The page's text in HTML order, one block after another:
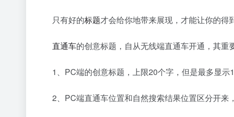
只有好的标题才会给你地带来展现，才能让你的得
直通车的创意标题，自从无线端直通车开通，其重
1、PC端的创意标题，上限20个字，但是最多显
2、PC端直通车位置和自然搜索结果位置区分开